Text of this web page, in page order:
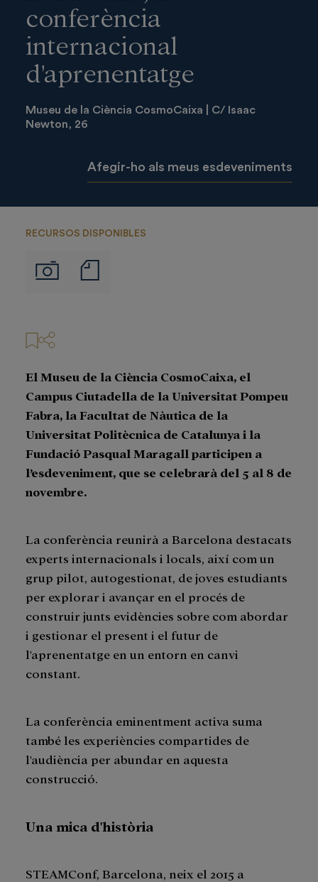
conferència
internacional
d'aprenentatge
Museu de la Ciència CosmoCaixa | C/ Isaac
Newton, 26
Afegir-ho als meus esdeveniments
RECURSOS DISPONIBLES
Imágenes
de
El Museu de la Ciència CosmoCaixa, el
Campus Ciutadella de la Universitat Pompeu
Fabra, la Facultat de Nàutica de la
Universitat Politècnica de Catalunya i la
Fundació Pasqual Maragall participen a
l’esdeveniment, que se celebrarà del 5 al 8 de
novembre.
La conferència reunirà a Barcelona destacats
experts internacionals i locals, així com un
grup pilot, autogestionat, de joves estudiants
per explorar i avançar en el procés de
construir junts evidències sobre com abordar
i gestionar el present i el futur de
l'aprenentatge en un entorn en canvi
constant.
La conferència eminentment activa suma
també les experiències compartides de
l'audiència per abundar en aquesta
construcció.
Una mica d'història
STEAMConf, Barcelona, neix el 2015 a